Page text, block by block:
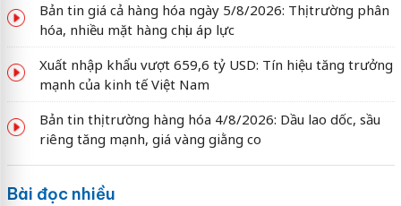
Bản tin giá cả hàng hóa ngày 5/8/2026: Thị trường phân
hóa, nhiều mặt hàng chịu áp lực
Xuất nhập khẩu vượt 659,6 tỷ USD: Tín hiệu tăng trưởng
mạnh của kinh tế Việt Nam
Bản tin thị trường hàng hóa 4/8/2026: Dầu lao dốc, sầu
riêng tăng mạnh, giá vàng giằng co
Bài đọc nhiều